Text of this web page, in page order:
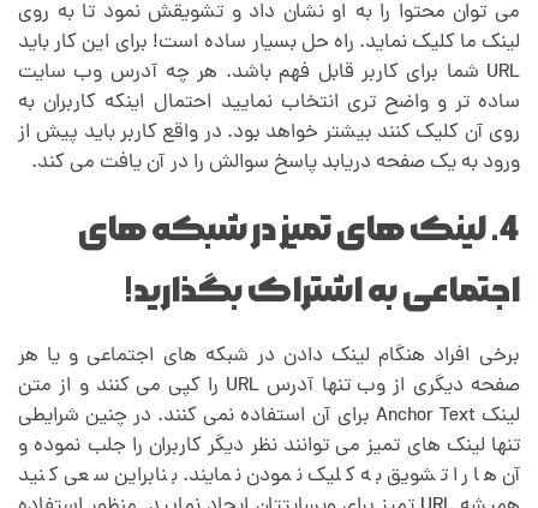
می توان محتوا را به او نشان داد و تشویقش نمود تا به روی
لینک ما کلیک نماید. راه حل بسیار ساده است! برای این کار باید
URL شما برای کاربر قابل فهم باشد. هر چه آدرس وب سایت
ساده تر و واضح تری انتخاب نمایید احتمال اینکه کاربران به
روی آن کلیک کنند بیشتر خواهد بود. در واقع کاربر باید پیش از
ورود به یک صفحه دریابد پاسخ سوالش را در آن یافت می کند.
4. لینک های تمیز در شبکه های
اجتماعی به اشتراک بگذارید!
برخی افراد هنگام لینک دادن در شبکه های اجتماعی و یا هر
صفحه دیگری از وب تنها آدرس URL را کپی می کنند و از متن
لینک Anchor Text برای آن استفاده نمی کنند. در چنین شرایطی
تنها لینک های تمیز می توانند نظر دیگر کاربران را جلب نموده و
آن ها را تشویق به کلیک نمودن نمایند. بنابراین سعی کنید